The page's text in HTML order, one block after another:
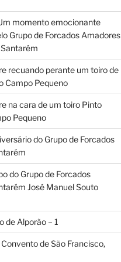
momento emocionante
Grupo de Forcados Amadores
recuando perante um toiro de
Campo Pequeno
na cara de um toiro Pinto
Pequeno
do Grupo de Forcados
do Grupo de Forcados
José Manuel Souto
de Alporão – 1
de São Francisco,